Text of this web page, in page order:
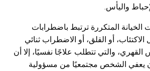
واليأس.
المتكررة ترتبط باضطرابات
أو القلق، أو الاضطراب ثنائي
والتي تتطلب علاجًا نفسيًا، إلا أن
يعفي الشخص مجتمعيًا من مسؤولية